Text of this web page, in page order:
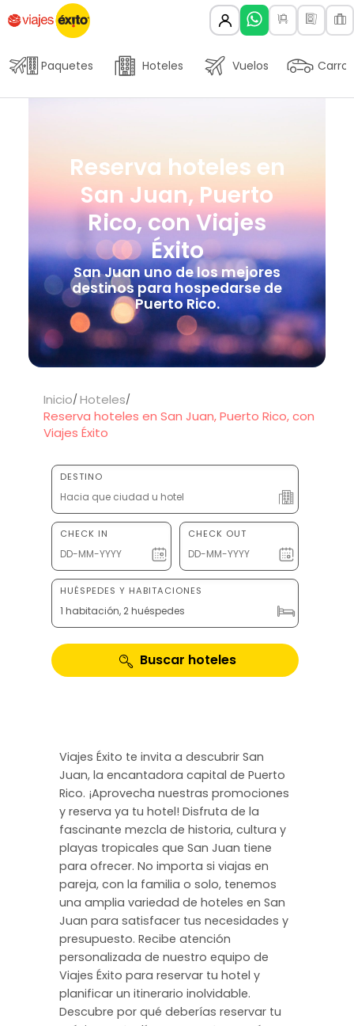
Paquetes Hoteles Vuelos Carros
Reserva hoteles en
San Juan, Puerto
Rico, con Viajes
Éxito
San Juan uno de los mejores
destinos para hospedarse de
Puerto Rico.
Inicio Hoteles
Reserva hoteles en San Juan, Puerto Rico, con
Viajes Éxito
DESTINO
CHECK IN CHECK OUT
HUÉSPEDES Y HABITACIONES
1 habitación, 2 huéspedes
Buscar hoteles
Viajes Éxito te invita a descubrir San
Juan, la encantadora capital de Puerto
Rico. ¡Aprovecha nuestras promociones
y reserva ya tu hotel! Disfruta de la
fascinante mezcla de historia, cultura y
playas tropicales que San Juan tiene
para ofrecer. No importa si viajas en
pareja, con la familia o solo, tenemos
una amplia variedad de hoteles en San
Juan para satisfacer tus necesidades y
presupuesto. Recibe atención
personalizada de nuestro equipo de
Viajes Éxito para reservar tu hotel y
planificar un itinerario inolvidable.
Descubre por qué deberías reservar tu